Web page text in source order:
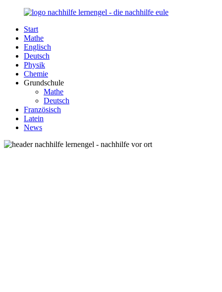
Zurück
Inhalt
Nachhilfe-
Lernengel.de
Unsere
Nachhilfe-
Eule
berät
zum
Damit
Lernen
Spaß
Start
Mathe
Englisch
Deutsch
Physik
Chemie
Grundschule
Mathe
Deutsch
Französisch
Latein
News